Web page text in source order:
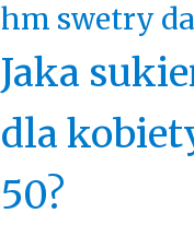
hm swetry
Jaka
dla
50?